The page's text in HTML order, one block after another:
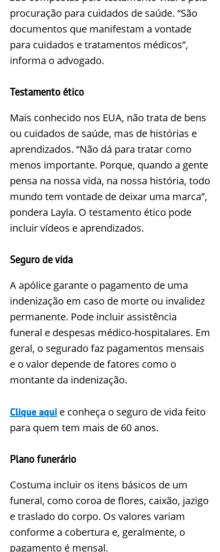
procuração para cuidados de saúde. “São
documentos que manifestam a vontade
para cuidados e tratamentos médicos”,
informa o advogado.
Testamento ético
Mais conhecido nos EUA, não trata de bens
ou cuidados de saúde, mas de histórias e
aprendizados. “Não dá para tratar como
menos importante. Porque, quando a gente
pensa na nossa vida, na nossa história, todo
mundo tem vontade de deixar uma marca”,
pondera Layla. O testamento ético pode
incluir vídeos e aprendizados.
Seguro de vida
A apólice garante o pagamento de uma
indenização em caso de morte ou invalidez
permanente. Pode incluir assistência
funeral e despesas médico-hospitalares. Em
geral, o segurado faz pagamentos mensais
e o valor depende de fatores como o
montante da indenização.
Clique aqui e conheça o seguro de vida feito
para quem tem mais de 60 anos.
Plano funerário
Costuma incluir os itens básicos de um
funeral, como coroa de flores, caixão, jazigo
e traslado do corpo. Os valores variam
conforme a cobertura e, geralmente, o
pagamento é mensal.